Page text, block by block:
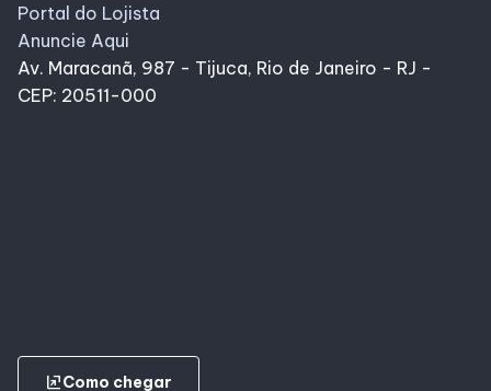
Portal do Lojista
Anuncie Aqui
Av. Maracanã, 987 - Tijuca, Rio de Janeiro - RJ -
CEP: 20511-000
ungroupComo chegar